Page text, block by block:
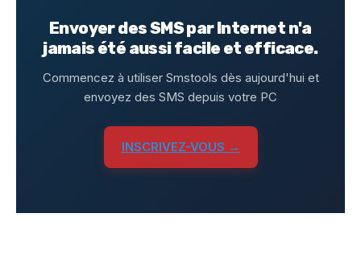
Envoyer des SMS par Internet n'a
jamais été aussi facile et efficace.
Commencez à utiliser Smstools dès aujourd'hui et
envoyez des SMS depuis votre PC
INSCRIVEZ-VOUS →